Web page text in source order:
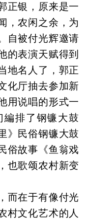
正银，原来是一
，农闲之余，为
自被付光辉邀请
的表演天赋得到
地名人了，郭正
化厅抽去参加新
用说唱的形式一
編排了钢镰大鼓
》民俗钢镰大鼓
俗故事《鱼翁戏
也歌颂农村新变
而在于有像付光
村文化艺术的人